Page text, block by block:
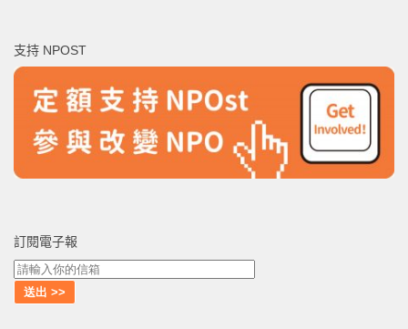
字:
支持 NPOST
訂閱電子報